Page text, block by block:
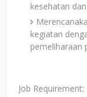
kesehatan
kegiatan
pemeliharaan
Job Requirement: